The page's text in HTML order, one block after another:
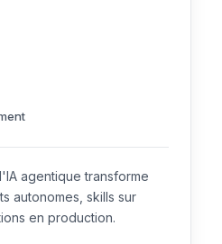
agentique transforme
autonomes, skills sur
en production.